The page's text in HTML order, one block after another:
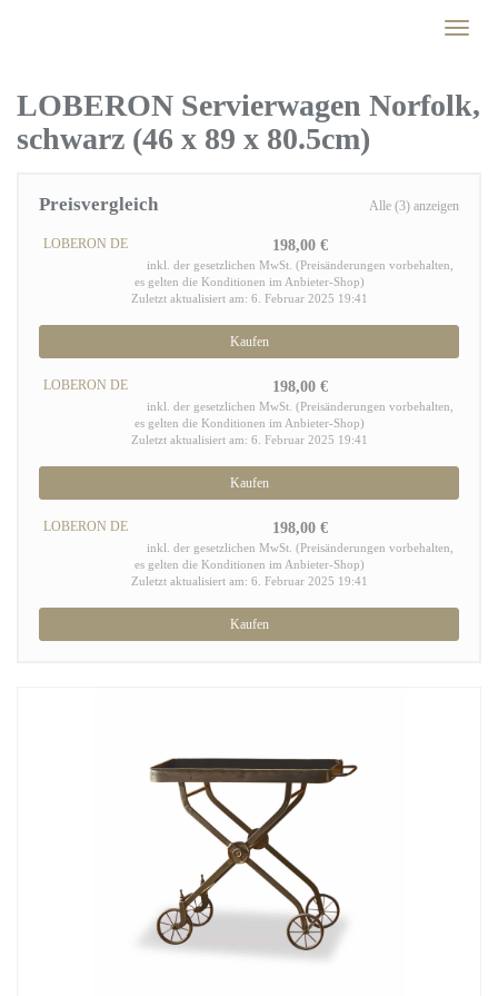
Toggle
LOBERON Servierwagen Norfolk,
schwarz (46 x 89 x 80.5cm)
Alle (3) anzeigen
Preisvergleich
LOBERON DE 198,00 €
inkl. der gesetzlichen MwSt. (Preisänderungen vorbehalten,
es gelten die Konditionen im Anbieter-Shop)
Zuletzt aktualisiert am: 6. Februar 2025 19:41
Kaufen
LOBERON DE 198,00 €
inkl. der gesetzlichen MwSt. (Preisänderungen vorbehalten,
es gelten die Konditionen im Anbieter-Shop)
Zuletzt aktualisiert am: 6. Februar 2025 19:41
Kaufen
LOBERON DE 198,00 €
inkl. der gesetzlichen MwSt. (Preisänderungen vorbehalten,
es gelten die Konditionen im Anbieter-Shop)
Zuletzt aktualisiert am: 6. Februar 2025 19:41
Kaufen